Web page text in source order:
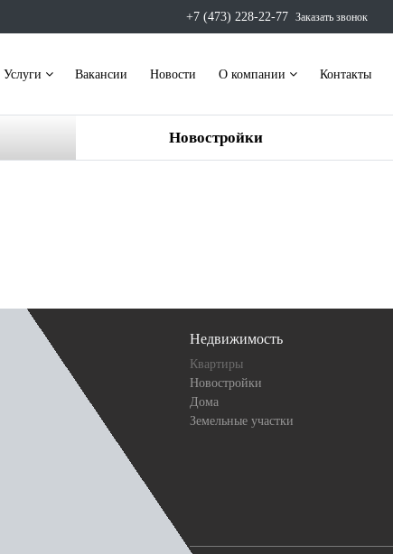
+7 (473) 228-22-77 Заказать звонок
Услуги Вакансии Новости О компании Контакты
Новостройки
Недвижимость
Квартиры
Новостройки
Дома
Земельные участки